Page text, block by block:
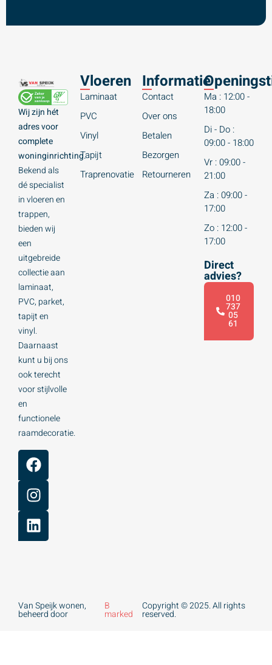
Wij zijn hét
adres voor
complete
woninginrichting.
Bekend als
dé specialist
in vloeren en
trappen,
bieden wij
een
uitgebreide
collectie aan
laminaat,
PVC, parket,
tapijt en
vinyl.
Daarnaast
kunt u bij ons
ook terecht
voor stijlvolle
en
functionele
raamdecoratie.
Vloeren
Laminaat
PVC
Vinyl
Tapijt
Traprenovatie
Informatie
Contact
Over ons
Betalen
Bezorgen
Retourneren
Ma : 12:00 -
18:00
Di - Do :
09:00 - 18:00
Vr : 09:00 -
21:00
Za : 09:00 -
17:00
Zo : 12:00 -
17:00
Direct
advies?
010
737
05
61
Van Speijk wonen,
beheerd door
B
marked
Copyright © 2025. All rights
reserved.